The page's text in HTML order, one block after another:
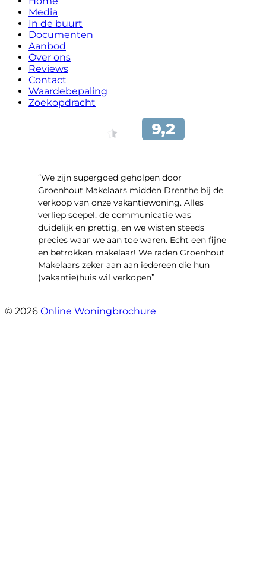
Media
In de buurt
Documenten
Aanbod
Over ons
Reviews
Contact
Waardebepaling
Zoekopdracht
“We zijn supergoed geholpen door
Groenhout Makelaars midden Drenthe bij de
verkoop van onze vakantiewoning. Alles
verliep soepel, de communicatie was
duidelijk en prettig, en we wisten steeds
precies waar we aan toe waren. Echt een fijne
en betrokken makelaar! We raden Groenhout
Makelaars zeker aan aan iedereen die hun
(vakantie)huis wil verkopen”
© 2026 Online Woningbrochure